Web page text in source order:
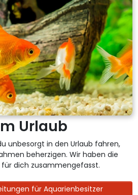
Urlaub
unbesorgt in den Urlaub fahren,
beherzigen. Wir haben die
dich zusammengefasst.
für Aquarienbesitzer